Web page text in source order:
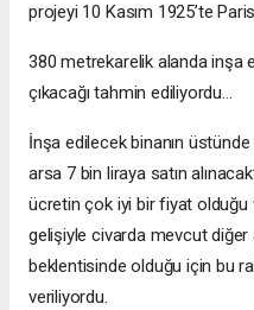
projeyi 10 Kasım 1925’te
380 metrekarelik alanda inşa
çıkacağı tahmin ediliyordu…
İnşa edilecek binanın
arsa 7 bin liraya satın
ücretin çok iyi bir fiyat olduğu
gelişiyle civarda mevcut diğer
beklentisinde olduğu için bu
veriliyordu.